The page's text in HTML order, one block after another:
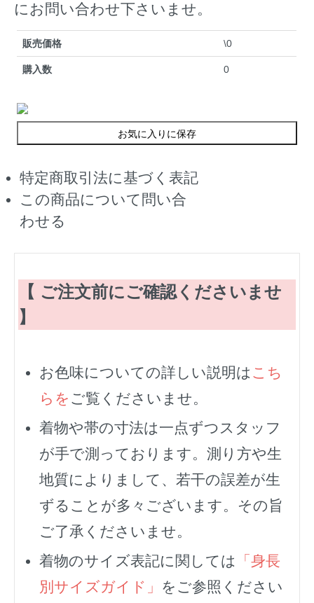
にお問い合わせ下さいませ。
販売価格 \0
購入数 0
お気に入りに保存
特定商取引法に基づく表記
この商品について問い合
わせる
【 ご注文前にご確認くださいませ
】
お色味についての詳しい説明は こち
らを ご覧くださいませ。
着物や帯の寸法は一点ずつスタッフ
が手で測っております。測り方や生
地質によりまして、若干の誤差が生
ずることが多々ございます。その旨
ご了承くださいませ。
着物のサイズ表記に関しては
「身長
別サイズガイド」 をご参照ください